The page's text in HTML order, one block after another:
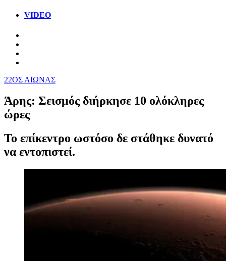
VIDEO
22ΟΣ ΑΙΩΝΑΣ
Άρης: Σεισμός διήρκησε 10 ολόκληρες
ώρες
Το επίκεντρο ωστόσο δε στάθηκε δυνατό
να εντοπιστεί.